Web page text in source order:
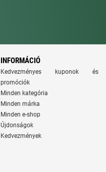
INFORMÁCIÓ
Kedvezményes kuponok és
promóciók
Minden kategória
Minden márka
Minden e-shop
Újdonságok
Kedvezmények